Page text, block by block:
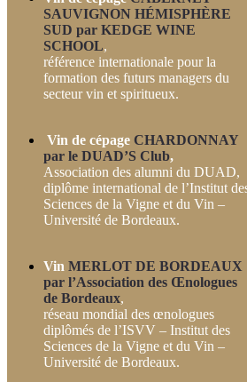
SAUVIGNON HÉMISPHÈRE
SUD par KEDGE WINE
SCHOOL,
référence internationale pour la
formation des futurs managers du
secteur vin et spiritueux.
Vin de cépage CHARDONNAY
par le DUAD’S Club,
Association des alumni du DUAD,
diplôme international de l’Institut
Sciences de la Vigne et du Vin –
Université de Bordeaux.
Vin MERLOT DE BORDEAUX
par l’Association des Œnologues
de Bordeaux,
réseau mondial des œnologues
diplômés de l’ISVV – Institut des
Sciences de la Vigne et du Vin –
Université de Bordeaux.